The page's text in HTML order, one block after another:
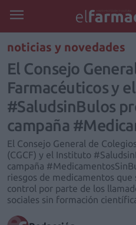
noticias y novedades
El Consejo
Farmacéuticos y
#SaludsinBulos
campaña
El Consejo General de
(CGCF) y el Instituto
campaña
riesgos de medicamentos
control por parte de los
sociales sin formación